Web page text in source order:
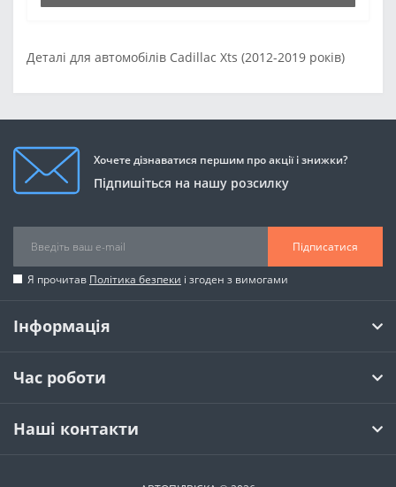
Деталі для автомобілів Cadillac Xts (2012-2019 років)
Хочете дізнаватися першим про акції і знижки?
Підпишіться на нашу розсилку
Підписатися
Я прочитав Політика безпеки і згоден з вимогами
Інформація
Час роботи
Наші контакти